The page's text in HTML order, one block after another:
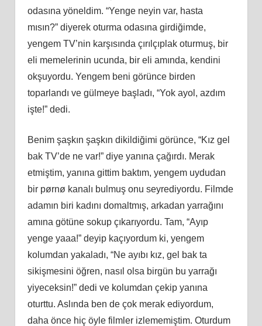
odasına yöneldim. “Yenge neyin var, hasta
mısın?” diyerek oturma odasına girdiğimde,
yengem TV’nin karşısında çırılçıplak oturmuş, bir
eli memelerinin ucunda, bir eli amında, kendini
okşuyordu. Yengem beni görünce birden
toparlandı ve gülmeye başladı, “Yok ayol, azdım
işte!” dedi.
Benim şaşkın şaşkın dikildiğimi görünce, “Kız gel
bak TV’de ne var!” diye yanına çağırdı. Merak
etmiştim, yanına gittim baktım, yengem uydudan
bir pørnø kanalı bulmuş onu seyrediyordu. Filmde
adamın biri kadını domaltmış, arkadan yarrağını
amına götüne sokup çıkarıyordu. Tam, “Ayıp
yenge yaaa!” deyip kaçıyordum ki, yengem
kolumdan yakaladı, “Ne ayıbı kız, gel bak ta
sikişmesini öğren, nasıl olsa birgün bu yarrağı
yiyeceksin!” dedi ve kolumdan çekip yanına
oturttu. Aslında ben de çok merak ediyordum,
daha önce hiç öyle filmler izlememiştim. Oturdum